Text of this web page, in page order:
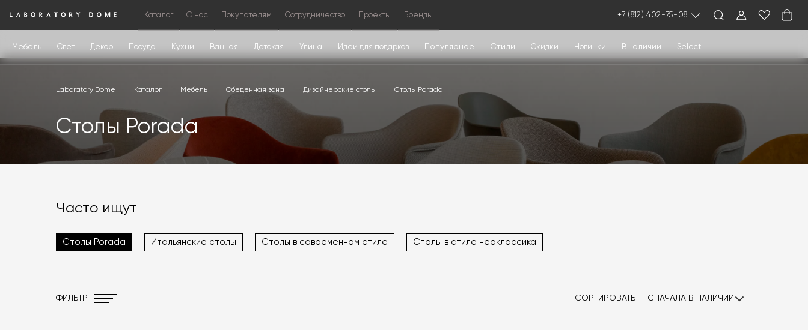
Каталог О нас Покупателям Сотрудничество Проекты Бренды +7 (812) 402-75-08
Мебель Свет Декор Посуда Кухни Ванная Детская Улица Идеи для подарков Популярное Стили Скидки Новинки В наличии Select
Laboratory Dome Каталог Мебель Обеденная зона Дизайнерские столы Столы Porada
Столы Porada
Часто ищут
Столы Porada Итальянские столы Столы в современном стиле Столы в стиле неоклассика
ФИЛЬТР СОРТИРОВАТЬ: СНАЧАЛА В НАЛИЧИИ